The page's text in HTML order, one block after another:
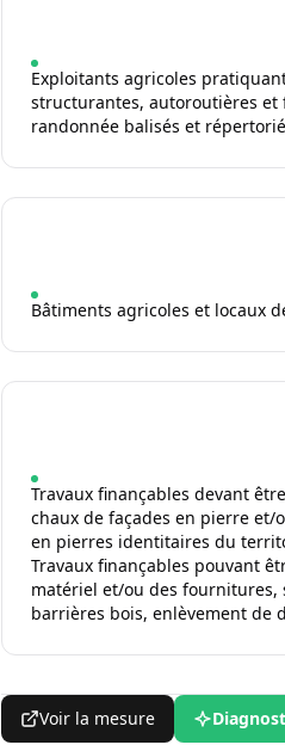
Exploitants agricoles
structurantes, autoroutières
randonnée balisés et
Bâtiments agricoles et locaux
Travaux finançables devant
chaux de façades en pierre
en pierres identitaires du
Travaux finançables pouvant
matériel et/ou des fournitures,
barrières bois, enlèvement de
Voir la mesure